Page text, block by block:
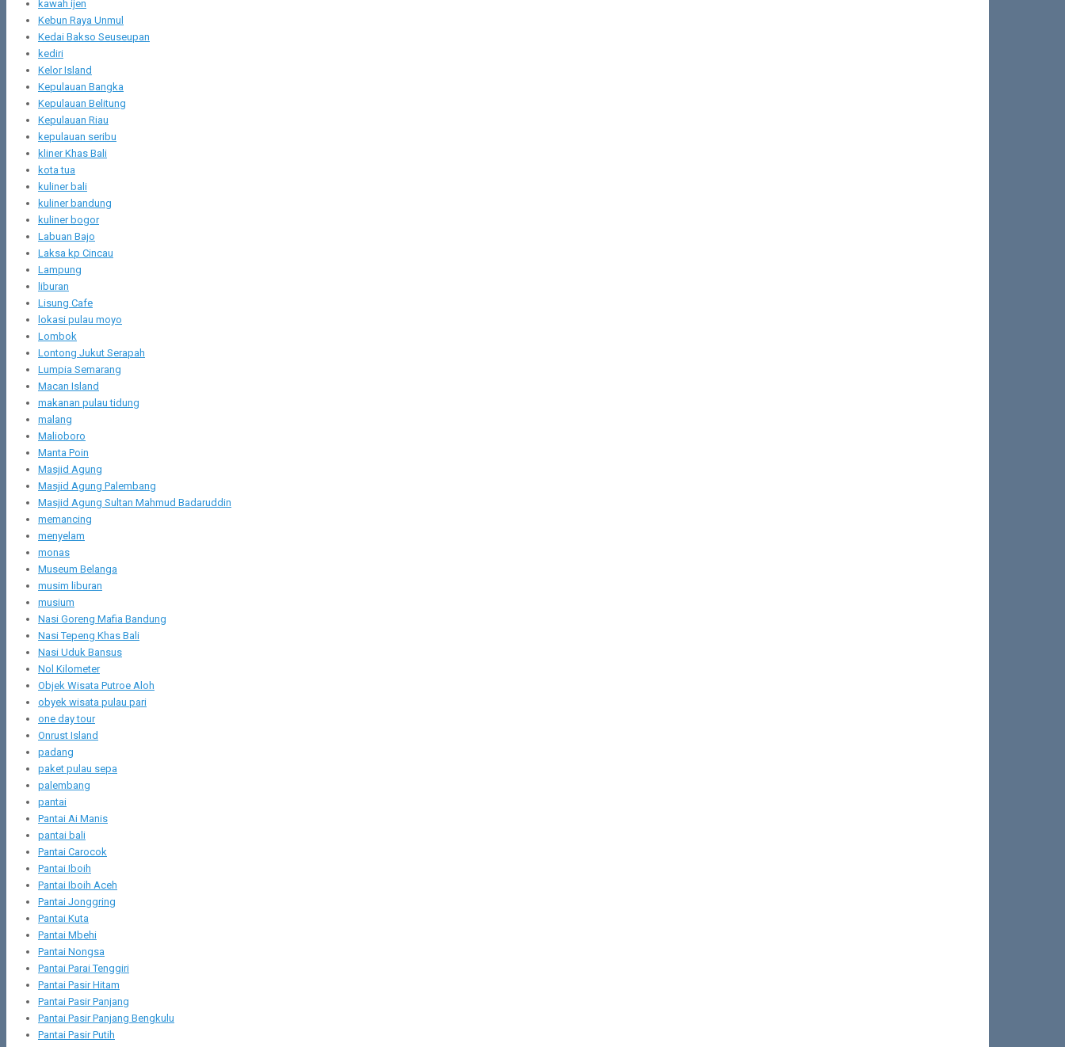
kawah ijen
Kebun Raya Unmul
Kedai Bakso Seuseupan
kediri
Kelor Island
Kepulauan Bangka
Kepulauan Belitung
Kepulauan Riau
kepulauan seribu
kliner Khas Bali
kota tua
kuliner bali
kuliner bandung
kuliner bogor
Labuan Bajo
Laksa kp Cincau
Lampung
liburan
Lisung Cafe
lokasi pulau moyo
Lombok
Lontong Jukut Serapah
Lumpia Semarang
Macan Island
makanan pulau tidung
malang
Malioboro
Manta Poin
Masjid Agung
Masjid Agung Palembang
Masjid Agung Sultan Mahmud Badaruddin
memancing
menyelam
monas
Museum Belanga
musim liburan
musium
Nasi Goreng Mafia Bandung
Nasi Tepeng Khas Bali
Nasi Uduk Bansus
Nol Kilometer
Objek Wisata Putroe Aloh
obyek wisata pulau pari
one day tour
Onrust Island
padang
paket pulau sepa
palembang
pantai
Pantai Ai Manis
pantai bali
Pantai Carocok
Pantai Iboih
Pantai Iboih Aceh
Pantai Jonggring
Pantai Kuta
Pantai Mbehi
Pantai Nongsa
Pantai Parai Tenggiri
Pantai Pasir Hitam
Pantai Pasir Panjang
Pantai Pasir Panjang Bengkulu
Pantai Pasir Putih